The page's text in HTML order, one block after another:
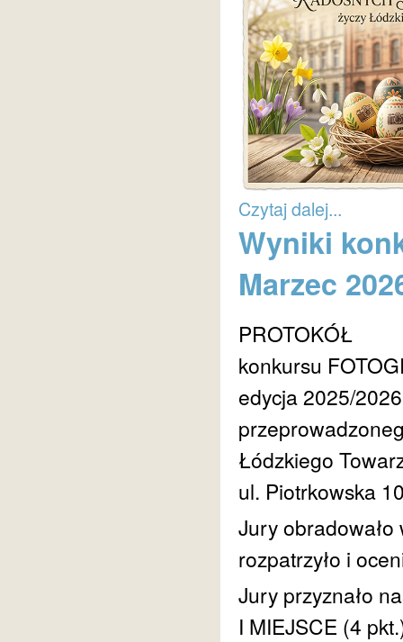
Czytaj dalej...
Wyniki
Marzec
PROTOKÓŁ
konkursu
edycja 2025/2026
Łódzkiego
ul. Piotrkowska
Jury obradowało
rozpatrzyło i
Jury przyznało
I MIEJSCE (4